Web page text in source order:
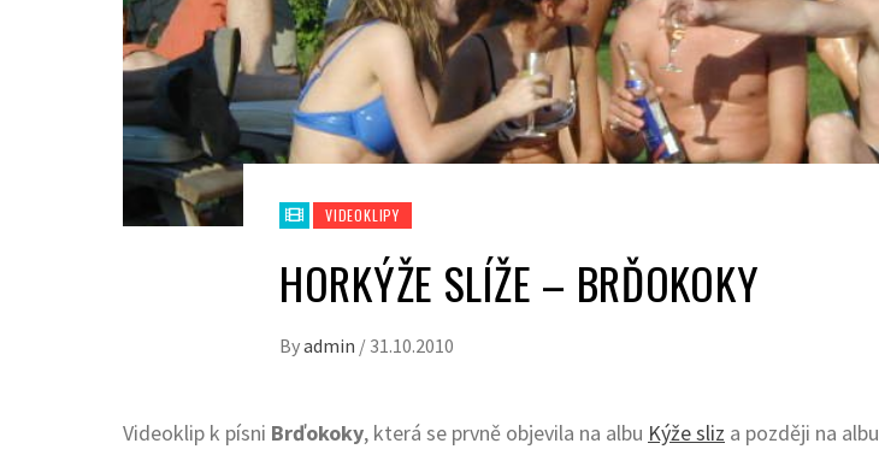
VIDEOKLIPY
HORKÝŽE SLÍŽE – BRĎOKOKY
Byadmin / 31.10.2010
Videoklip k písni Brďokoky, která se prvně objevila na albu Kýže sliz a později na albu